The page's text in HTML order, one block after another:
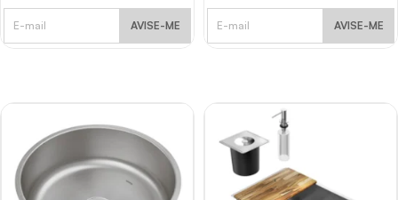
AVISE-ME AVISE-ME